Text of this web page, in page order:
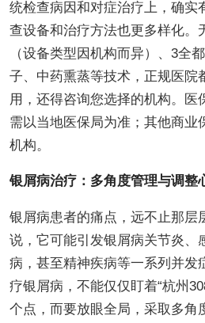
统检查病因和对症治疗上，确实
查设备和治疗方法也更多样化。
（设备类型因机构而异）、3全
子、中药熏蒸等技术，正规医院
用，还得咨询您选择的机构。医
需以当地医保局为准；其他商业
机构。
银屑病治疗：多角度管理与调整
银屑病患者的痛点，远不止那层
说，它可能引发银屑病关节炎、
病，甚至精神疾病等一系列并发
疗银屑病，不能仅仅盯着“杭州
个点，而要放眼全局，采取多角